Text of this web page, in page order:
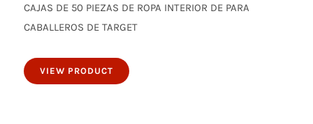
50 piezas de ropa interior de para
caballeros
CAJAS DE 50 PIEZAS DE ROPA INTERIOR DE PARA
CABALLEROS DE TARGET
VIEW PRODUCT